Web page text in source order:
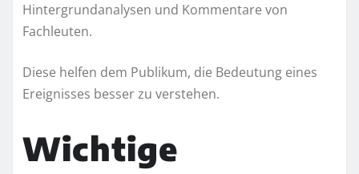
Hintergrundanalysen und Kommentare von
Fachleuten.
Diese helfen dem Publikum, die Bedeutung eines
Ereignisses besser zu verstehen.
Wichtige